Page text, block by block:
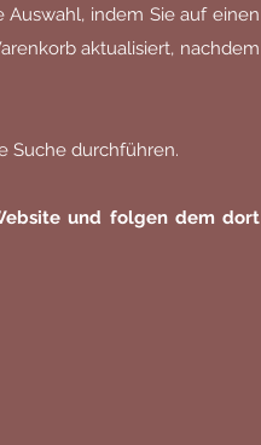
indem Sie auf einen
aktualisiert, nachdem
Suche durchführen.
und folgen dem dort